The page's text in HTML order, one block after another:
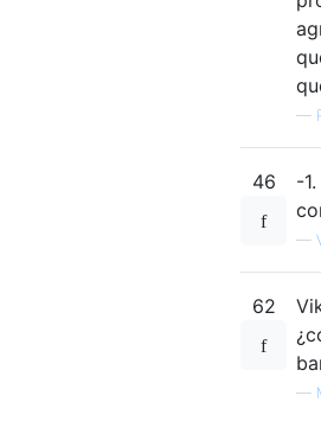
—
46
-
—
62
—